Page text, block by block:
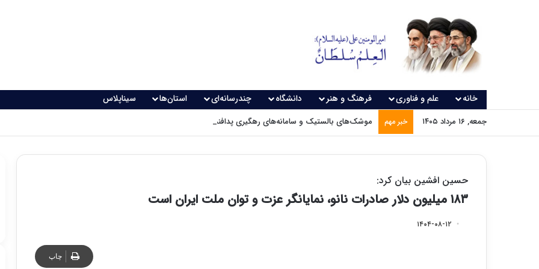
خانه علم و فناوری فرهنگ و هنر دانشگاه چندرسانه‌ای استان‌ها سیناپلاس
جمعه, ۱۶ مرداد ۱۴۰۵ خبر مهم موشک‌های بالستیک و سامانه‌های رهگیری پدافندی چگونه کار می کنند؟
حسین افشین بیان کرد:
۱۸۳ میلیون دلار صادرات نانو، نمایانگر عزت و توان ملت ایران است
۱۴۰۴-۰۸-۱۲
چاپ